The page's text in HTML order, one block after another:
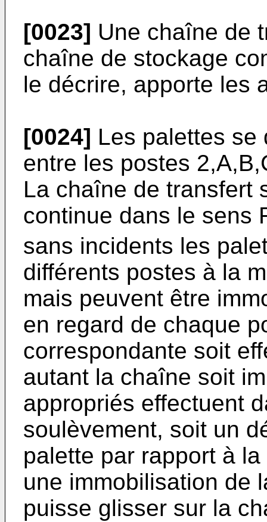
[0023] Une chaîne de
chaîne de stockage
le décrire, apporte les
[0024] Les palettes se
entre les postes
La chaîne de transfert
continue dans le sens
sans incidents les
différents postes à la
mais peuvent être
en regard de chaque
correspondante soit
autant la chaîne soit
appropriés effectuent
soulèvement, soit un
palette par rapport à
une immobilisation de
puisse glisser sur la